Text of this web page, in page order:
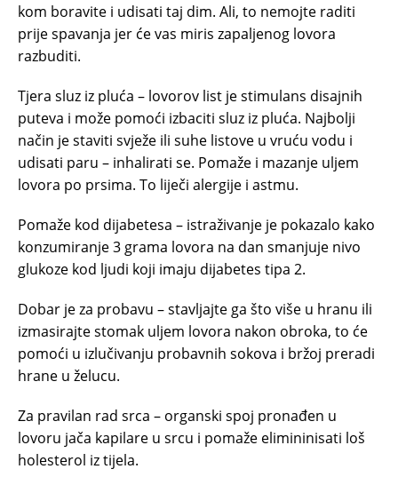
kom boravite i udisati taj dim. Ali, to nemojte raditi
prije spavanja jer će vas miris zapaljenog lovora
razbuditi.
Tjera sluz iz pluća – lovorov list je stimulans disajnih
puteva i može pomoći izbaciti sluz iz pluća. Najbolji
način je staviti svježe ili suhe listove u vruću vodu i
udisati paru – inhalirati se. Pomaže i mazanje uljem
lovora po prsima. To liječi alergije i astmu.
Pomaže kod dijabetesa – istraživanje je pokazalo kako
konzumiranje 3 grama lovora na dan smanjuje nivo
glukoze kod ljudi koji imaju dijabetes tipa 2.
Dobar je za probavu – stavljajte ga što više u hranu ili
izmasirajte stomak uljem lovora nakon obroka, to će
pomoći u izlučivanju probavnih sokova i bržoj preradi
hrane u želucu.
Za pravilan rad srca – organski spoj pronađen u
lovoru jača kapilare u srcu i pomaže elimininisati loš
holesterol iz tijela.